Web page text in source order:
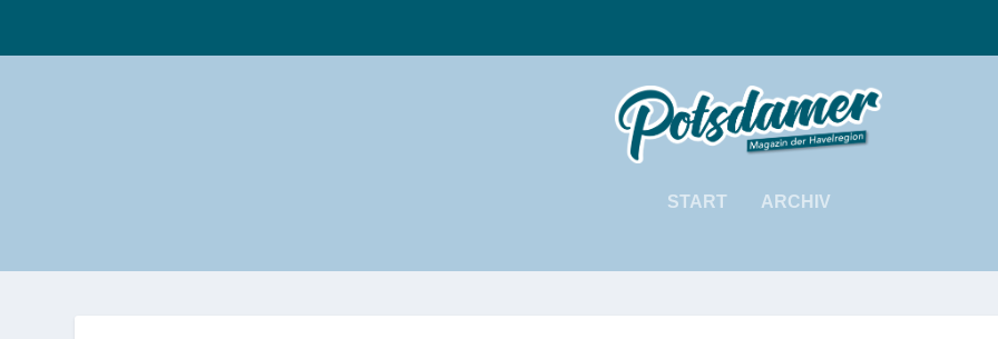
START ARCHIV